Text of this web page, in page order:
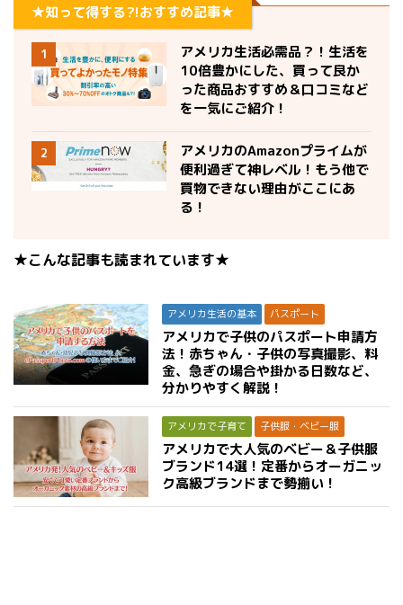
★知って得する?!おすすめ記事★
1
アメリカ生活必需品？！生活を
10倍豊かにした、買って良か
った商品おすすめ＆口コミなど
を一気にご紹介！
2
アメリカのAmazonプライムが
便利過ぎて神レベル！もう他で
買物できない理由がここにあ
る！
★こんな記事も読まれています★
アメリカ生活の基本 パスポート
アメリカで子供のパスポート申請方
法！赤ちゃん・子供の写真撮影、料
金、急ぎの場合や掛かる日数など、
分かりやすく解説！
アメリカで子育て 子供服・ベビー服
アメリカで大人気のベビー＆子供服
ブランド14選！定番からオーガニッ
ク高級ブランドまで勢揃い！